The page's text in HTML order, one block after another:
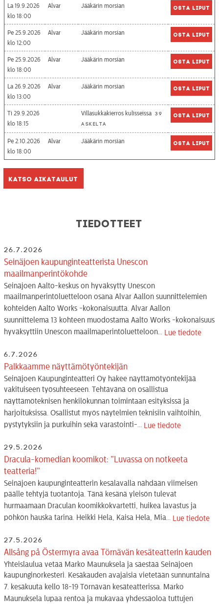
La 19.9.2026
18:00
Alvar Jääkärin morsian Osta liput
Pe 25.9.2026
12:00
Alvar Jääkärin morsian Osta liput
Pe 25.9.2026
18:00
Alvar Jääkärin morsian Osta liput
La 26.9.2026
13:00
Alvar Jääkärin morsian Osta liput
Ti 29.9.2026
18:15
Villasukkakierros kulisseissa 39
askelta
Osta liput
Pe 2.10.2026
18:00
Alvar Jääkärin morsian Osta liput
Katso aikataulut
Tiedotteet
26.7.2026
Seinäjoen kaupunginteatterista Unescon
maailmanperintökohde
Seinäjoen Aalto-keskus on hyväksytty Unescon
maailmanperintöluetteloon osana Alvar Aallon suunnittelemien
kohteiden Aalto Works -kokonaisuutta. Alvar Aallon
suunnittelema 13 kohteen muodostama Aalto Works -kokonaisuus
hyväksyttiin Unescon maailmaperintöluetteloon...
Lue tiedote
6.7.2026
Palkkaamme näyttämötyöntekijän
Seinäjoen Kaupunginteatteri Oy hakee näyttämötyöntekijää
vakituiseen työsuhteeseen. Tehtävänä on osallistua
näyttämöteknisen henkilökunnan toimintaan esityksissä ja
harjoituksissa. Osallistut myös näytelmien teknisiin vaihtoihin,
pystytyksiin ja purkuihin sekä varastointi-...
Lue tiedote
29.5.2026
Dracula-komedian koomikot: ”Luvassa on notkeeta
teatteria!”
Seinäjoen kaupunginteatterin kesälavalla nähdään viimeisen
päälle tehtyjä tuotantoja. Tänä kesänä yleisön tulevat
hurmaamaan Draculan koomikkokvartetti, huikea lavastus ja
pöhkön hauska tarina. Heikki Hela, Kaisa Hela, Mia...
Lue tiedote
27.5.2026
Allsång på Östermyra avaa Törnävän kesäteatterin kauden
Yhteislaulua vetää Marko Maunuksela ja säestää Seinäjoen
kaupunginorkesteri. Kesäkauden avajaisia vietetään sunnuntaina
7. kesäkuuta kello 18-19 Törnävän kesäteatterissa. Marko
Maunuksela lupaa rentoa ja mukavaa yhdessäoloa tuttujen